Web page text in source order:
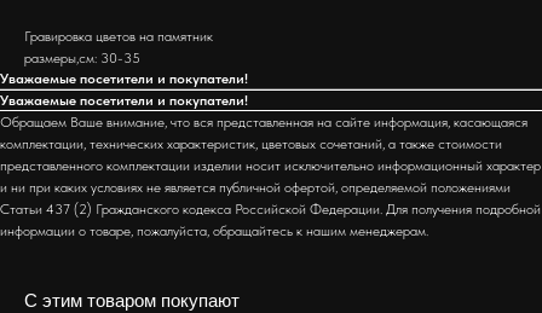
Гравировка цветов на памятник
размеры,см: 30-35
Уважаемые посетители и покупатели!
Уважаемые посетители и покупатели!
Обращаем Ваше внимание, что вся представленная на сайте информация, касающаяся
комплектации, технических характеристик, цветовых сочетаний, а также стоимости
представленного комплектации изделии носит исключительно информационный характер
и ни при каких условиях не является публичной офертой, определяемой положениями
Статьи 437 (2) Гражданского кодекса Российской Федерации. Для получения подробной
информации о товаре, пожалуйста, обращайтесь к нашим менеджерам.
С этим товаром покупают